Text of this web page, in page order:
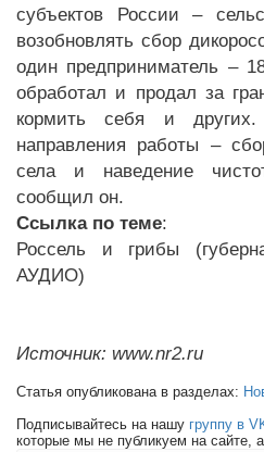
субъектов России –
возобновлять сбор
один предприниматель –
обработал и продал за
кормить себя и
направления работы –
села и наведение
сообщил он.
Ссылка по теме:
Россель и грибы
АУДИО)
Источник: www.nr2.ru
Статья опубликована в разделах:
Подписывайтесь на нашу группу в
которые мы не публикуем на сайте,